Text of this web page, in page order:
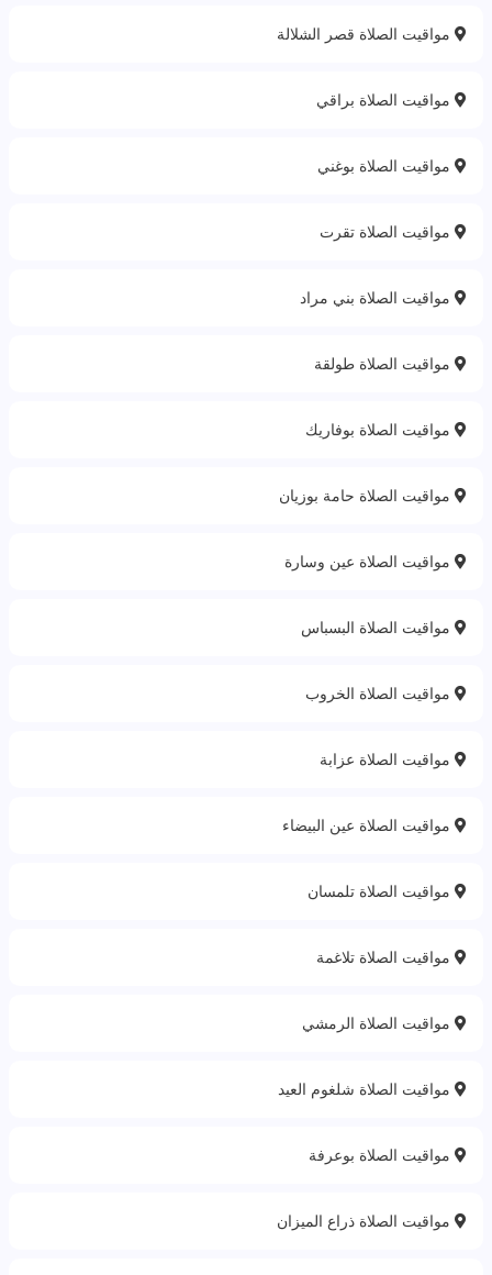
مواقيت الصلاة قصر الشلالة
مواقيت الصلاة براقي
مواقيت الصلاة بوغني
مواقيت الصلاة تقرت
مواقيت الصلاة بني مراد
مواقيت الصلاة طولقة
مواقيت الصلاة بوفاريك
مواقيت الصلاة حامة بوزيان
مواقيت الصلاة عين وسارة
مواقيت الصلاة البسباس
مواقيت الصلاة الخروب
مواقيت الصلاة عزابة
مواقيت الصلاة عين البيضاء
مواقيت الصلاة تلمسان
مواقيت الصلاة تلاغمة
مواقيت الصلاة الرمشي
مواقيت الصلاة شلغوم العيد
مواقيت الصلاة بوعرفة
مواقيت الصلاة ذراع الميزان